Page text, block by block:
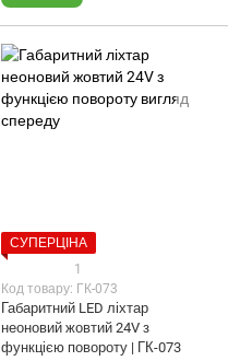
СУПЕРЦІНА
1
Код товару: ГК-073
Габаритний LED ліхтар
неоновий жовтий 24V з
функцією повороту | ГК-073